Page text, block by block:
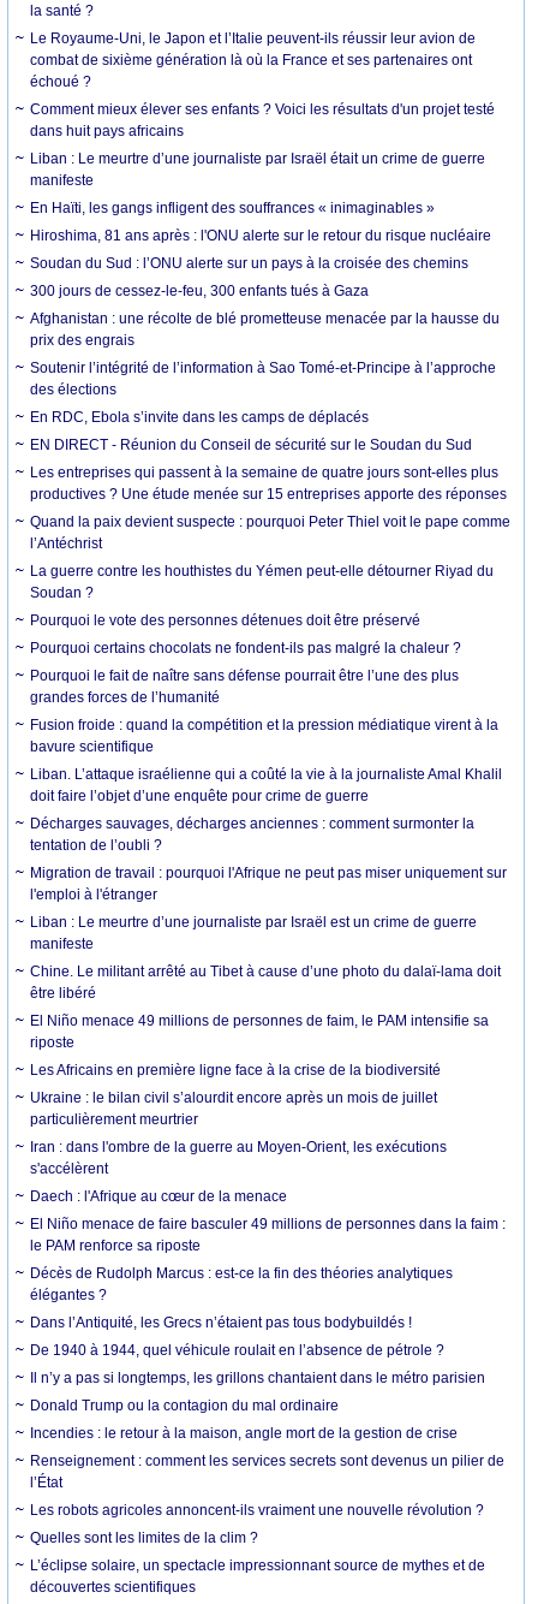
la santé ?
Le Royaume-Uni, le Japon et l’Italie peuvent-ils réussir leur avion de
combat de sixième génération là où la France et ses partenaires ont
échoué ?
Comment mieux élever ses enfants ? Voici les résultats d'un projet testé
dans huit pays africains
Liban : Le meurtre d’une journaliste par Israël était un crime de guerre
manifeste
En Haïti, les gangs infligent des souffrances « inimaginables »
Hiroshima, 81 ans après : l'ONU alerte sur le retour du risque nucléaire
Soudan du Sud : l’ONU alerte sur un pays à la croisée des chemins
300 jours de cessez-le-feu, 300 enfants tués à Gaza
Afghanistan : une récolte de blé prometteuse menacée par la hausse du
prix des engrais
Soutenir l’intégrité de l’information à Sao Tomé-et-Principe à l’approche
des élections
En RDC, Ebola s’invite dans les camps de déplacés
EN DIRECT - Réunion du Conseil de sécurité sur le Soudan du Sud
Les entreprises qui passent à la semaine de quatre jours sont-elles plus
productives ? Une étude menée sur 15 entreprises apporte des réponses
Quand la paix devient suspecte : pourquoi Peter Thiel voit le pape comme
l’Antéchrist
La guerre contre les houthistes du Yémen peut-elle détourner Riyad du
Soudan ?
Pourquoi le vote des personnes détenues doit être préservé
Pourquoi certains chocolats ne fondent-ils pas malgré la chaleur ?
Pourquoi le fait de naître sans défense pourrait être l’une des plus
grandes forces de l’humanité
Fusion froide : quand la compétition et la pression médiatique virent à la
bavure scientifique
Liban. L’attaque israélienne qui a coûté la vie à la journaliste Amal Khalil
doit faire l’objet d’une enquête pour crime de guerre
Décharges sauvages, décharges anciennes : comment surmonter la
tentation de l’oubli ?
Migration de travail : pourquoi l'Afrique ne peut pas miser uniquement sur
l'emploi à l'étranger
Liban : Le meurtre d’une journaliste par Israël est un crime de guerre
manifeste
Chine. Le militant arrêté au Tibet à cause d’une photo du dalaï-lama doit
être libéré
El Niño menace 49 millions de personnes de faim, le PAM intensifie sa
riposte
Les Africains en première ligne face à la crise de la biodiversité
Ukraine : le bilan civil s’alourdit encore après un mois de juillet
particulièrement meurtrier
Iran : dans l'ombre de la guerre au Moyen-Orient, les exécutions
s'accélèrent
Daech : l'Afrique au cœur de la menace
El Niño menace de faire basculer 49 millions de personnes dans la faim :
le PAM renforce sa riposte
Décès de Rudolph Marcus : est-ce la fin des théories analytiques
élégantes ?
Dans l’Antiquité, les Grecs n’étaient pas tous bodybuildés !
De 1940 à 1944, quel véhicule roulait en l’absence de pétrole ?
Il n’y a pas si longtemps, les grillons chantaient dans le métro parisien
Donald Trump ou la contagion du mal ordinaire
Incendies : le retour à la maison, angle mort de la gestion de crise
Renseignement : comment les services secrets sont devenus un pilier de
l’État
Les robots agricoles annoncent-ils vraiment une nouvelle révolution ?
Quelles sont les limites de la clim ?
L’éclipse solaire, un spectacle impressionnant source de mythes et de
découvertes scientifiques